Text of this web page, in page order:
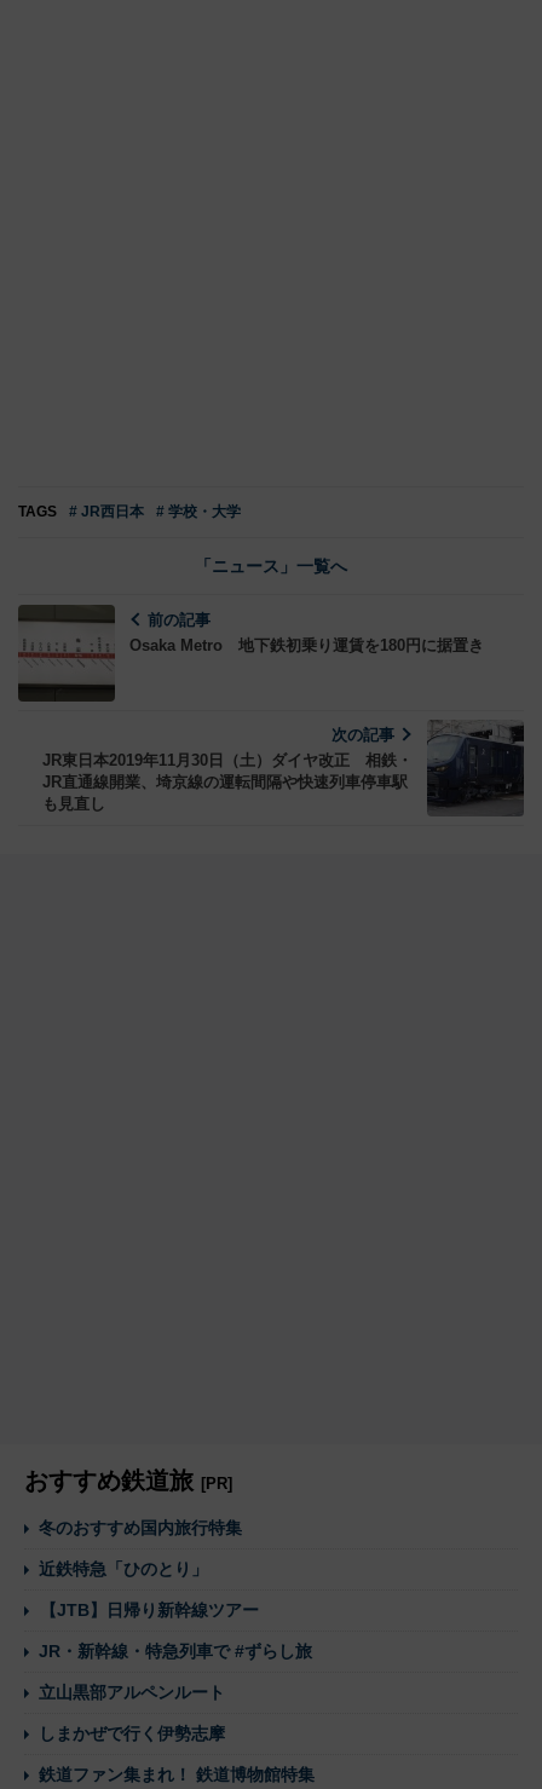
TAGS # JR西日本 # 学校・大学
「ニュース」一覧へ
前の記事
Osaka Metro 地下鉄初乗り運賃を180円に据置き
次の記事
JR東日本2019年11月30日（土）ダイヤ改正 相鉄・
JR直通線開業、埼京線の運転間隔や快速列車停車駅
も見直し
おすすめ鉄道旅 [PR]
冬のおすすめ国内旅行特集
近鉄特急「ひのとり」
【JTB】日帰り新幹線ツアー
JR・新幹線・特急列車で #ずらし旅
立山黒部アルペンルート
しまかぜで行く伊勢志摩
鉄道ファン集まれ！ 鉄道博物館特集